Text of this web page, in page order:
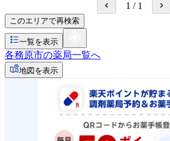
1 / 1
このエリアで再検索
一覧を表示
各務原市の薬局一覧へ
地図を表示